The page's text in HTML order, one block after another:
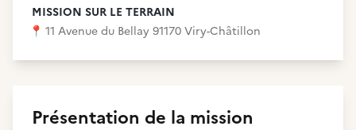
MISSION SUR LE TERRAIN
📍 11 Avenue du Bellay 91170 Viry-Châtillon
Présentation de la mission